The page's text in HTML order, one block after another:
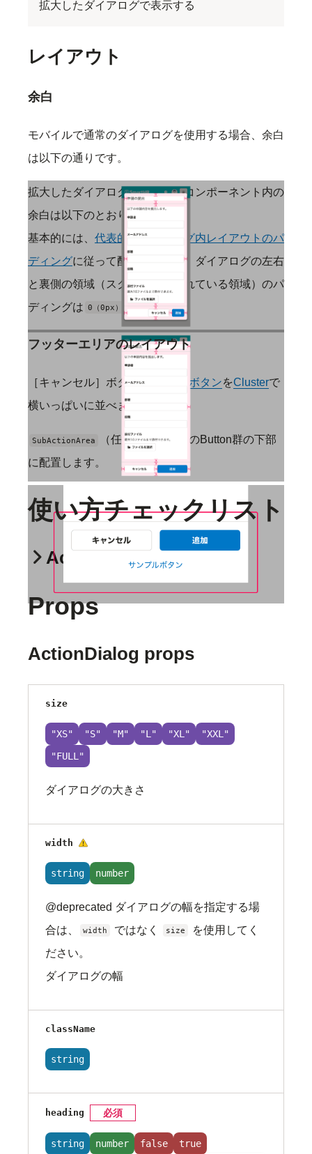
拡大したダイアログで表示する
レイアウト
余白
モバイルで通常のダイアログを使用する場合、余白
は以下の通りです。
拡大したダイアログの画面や、コンポーネント内の
余白は以下のとおりです。
基本的には、 代表的なダイアログ内レイアウトのパ
ディングに従って配置しますが、ダイアログの左右
と裏側の領域（スクリムで隠されている領域）のパ
ディングは 0（0px） とします。
フッターエリアのレイアウト
［キャンセル］ボタンと PrimaryボタンをClusterで
横いっぱいに並べます。
SubActionArea
（任意）は、上記のButton群の下部
に配置します。
使い方チェックリスト
ActionDialog
Props
ActionDialog props
size
"XS" "S" "M" "L" "XL"
"XXL"
"FULL"
ダイアログの大きさ
width 非推奨
string number
@deprecated ダイアログの幅を指定する場
合は、
width ではなく size
を使用してく
ださい。
ダイアログの幅
className
string
heading 必須
string number false
true